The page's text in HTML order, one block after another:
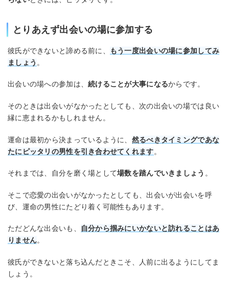
とりあえず出会いの場に参加する
彼氏ができないと諦める前に、
もう一度出会いの場に参加してみ
ましょう 。
出会いの場への参加は、続けることが大事になるからです。
そのときは出会いがなかったとしても、次の出会いの場では良い
縁に恵まれるかもしれません。
運命は最初から決まっているように、 然るべきタイミングであな
たにピッタリの男性を引き合わせてくれます。
それまでは、自分を磨く場として場数を踏んでいきましょう 。
そこで恋愛の出会いがなかったとしても、出会いが出会いを呼
び、運命の男性にたどり着く可能性もあります。
ただどんな出会いも、
自分から掴みにいかないと訪れることはあ
りません。
彼氏ができないと落ち込んだときこそ、人前に出るようにしてま
しょう。